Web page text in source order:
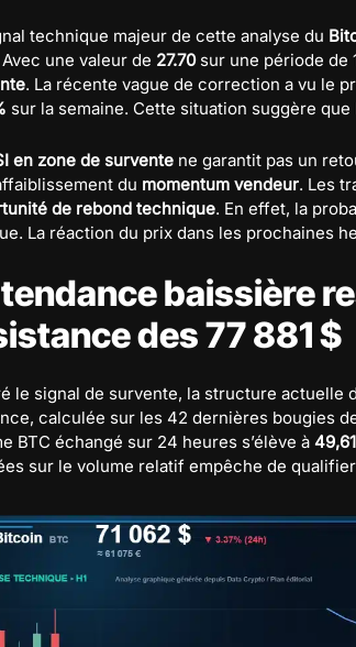
technique majeur de cette analyse du
Avec une valeur de 27.70sur une période de
. La récente vague de correction a vu le
sur la semaine. Cette situation suggère
en zone de survente ne garantit pas un
du momentum vendeur. Les
de rebond technique. En effet, la
La réaction du prix dans les prochaines
baissière
des 77 881 $
le signal de survente, la structure actuelle
calculée sur les 42 dernières bougies
BTC échangé sur 24 heures s’élève à
sur le volume relatif empêche de